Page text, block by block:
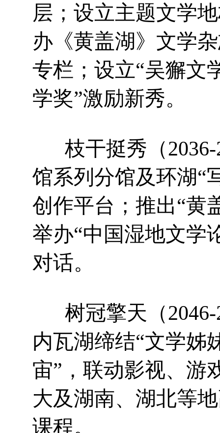
层；设立主题文学
办《黄盖湖》文学
专栏；设立“吴獬文
学奖”激励新秀。
枝干挺秀（2036-
馆系列分馆及环湖“
创作平台；推出“黄
举办“中国湿地文学
对话。
树冠擎天（2046-
内瓦湖缔结“文学姊
宙”，联动影视、游
大及湖南、湖北等
课程。